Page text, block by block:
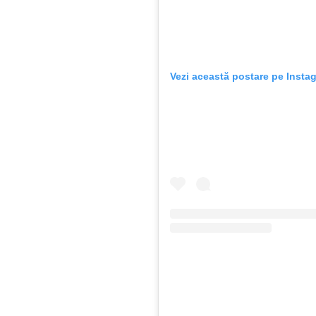
Vezi această postare pe